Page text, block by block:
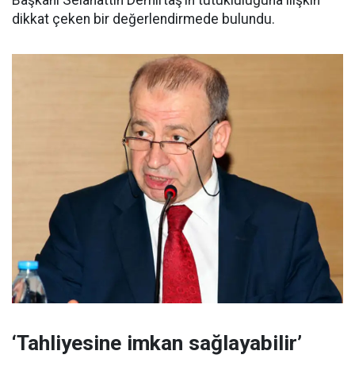
dikkat çeken bir değerlendirmede bulundu.
‘Tahliyesine imkan sağlayabilir’